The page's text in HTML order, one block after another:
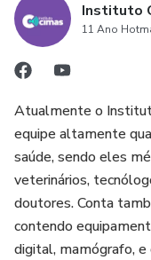
Instituto
11 Ano
Atualmente o
equipe altamente
saúde, sendo eles
veterinários,
doutores. Conta
contendo
digital, mamógrafo, e